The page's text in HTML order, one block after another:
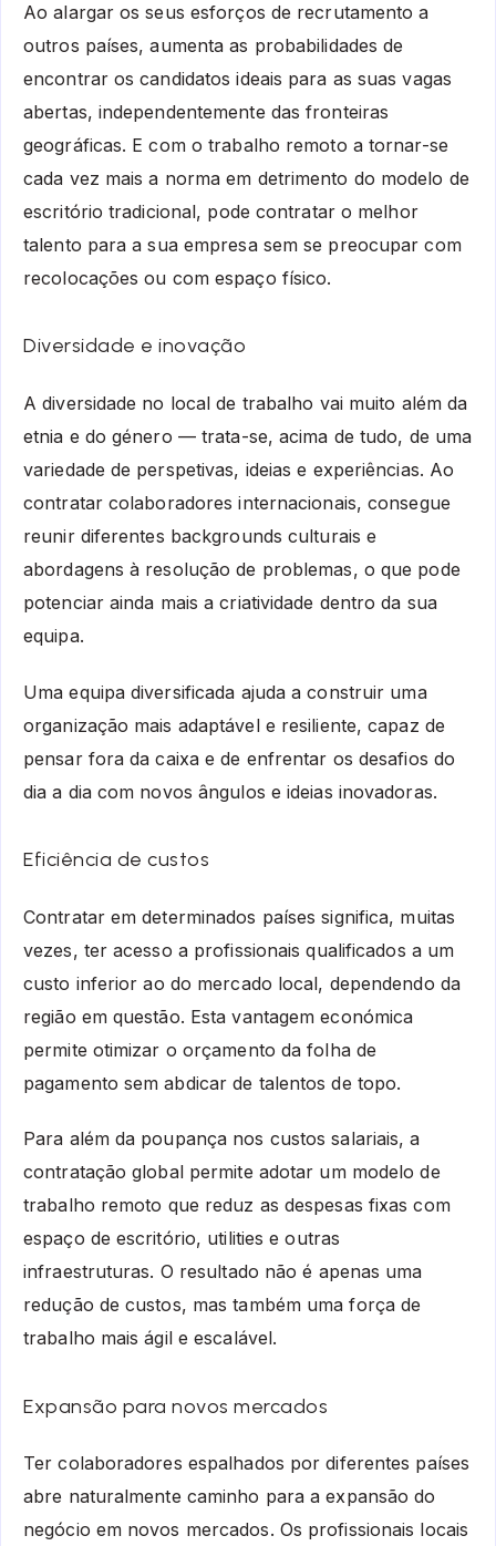
Ao alargar os seus esforços de recrutamento a
outros países, aumenta as probabilidades de
encontrar os candidatos ideais para as suas vagas
abertas, independentemente das fronteiras
geográficas. E com o trabalho remoto a tornar-se
cada vez mais a norma em detrimento do modelo de
escritório tradicional, pode contratar o melhor
talento para a sua empresa sem se preocupar com
recolocações ou com espaço físico.
Diversidade e inovação
A diversidade no local de trabalho vai muito além da
etnia e do género — trata-se, acima de tudo, de uma
variedade de perspetivas, ideias e experiências. Ao
contratar colaboradores internacionais, consegue
reunir diferentes backgrounds culturais e
abordagens à resolução de problemas, o que pode
potenciar ainda mais a criatividade dentro da sua
equipa.
Uma equipa diversificada ajuda a construir uma
organização mais adaptável e resiliente, capaz de
pensar fora da caixa e de enfrentar os desafios do
dia a dia com novos ângulos e ideias inovadoras.
Eficiência de custos
Contratar em determinados países significa, muitas
vezes, ter acesso a profissionais qualificados a um
custo inferior ao do mercado local, dependendo da
região em questão. Esta vantagem económica
permite otimizar o orçamento da folha de
pagamento sem abdicar de talentos de topo.
Para além da poupança nos custos salariais, a
contratação global permite adotar um modelo de
trabalho remoto que reduz as despesas fixas com
espaço de escritório, utilities e outras
infraestruturas. O resultado não é apenas uma
redução de custos, mas também uma força de
trabalho mais ágil e escalável.
Expansão para novos mercados
Ter colaboradores espalhados por diferentes países
abre naturalmente caminho para a expansão do
negócio em novos mercados. Os profissionais locais